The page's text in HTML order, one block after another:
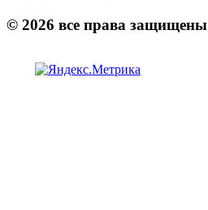
© 2026 все права защищены